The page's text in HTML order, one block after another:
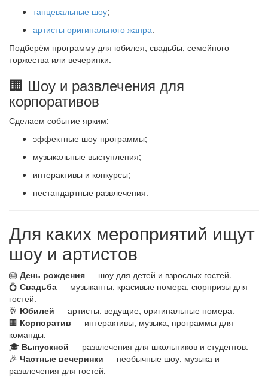
танцевальные шоу;
артисты оригинального жанра.
Подберём программу для юбилея, свадьбы, семейного
торжества или вечеринки.
🏢 Шоу и развлечения для
корпоративов
Сделаем событие ярким:
эффектные шоу-программы;
музыкальные выступления;
интерактивы и конкурсы;
нестандартные развлечения.
Для каких мероприятий ищут
шоу и артистов
🎂 День рождения — шоу для детей и взрослых гостей.
💍 Свадьба — музыканты, красивые номера, сюрпризы для
гостей.
🥂 Юбилей — артисты, ведущие, оригинальные номера.
🏢 Корпоратив — интерактивы, музыка, программы для
команды.
🎓 Выпускной — развлечения для школьников и студентов.
🎉 Частные вечеринки — необычные шоу, музыка и
развлечения для гостей.